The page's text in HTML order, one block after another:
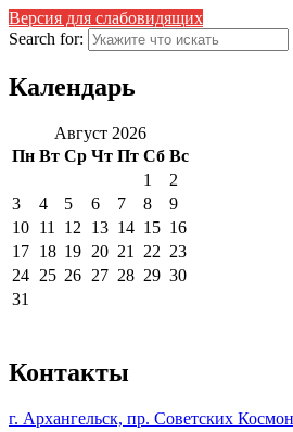
Версия для слабовидящих
Search for:
Календарь
Август 2026
Пн Вт Ср Чт Пт Сб Вс
1
2
3
4 5 6 7 8
9
10 11 12 13 14 15 16
17 18 19 20 21 22 23
24 25 26 27 28 29 30
31
Контакты
г. Архангельск, пр. Советских